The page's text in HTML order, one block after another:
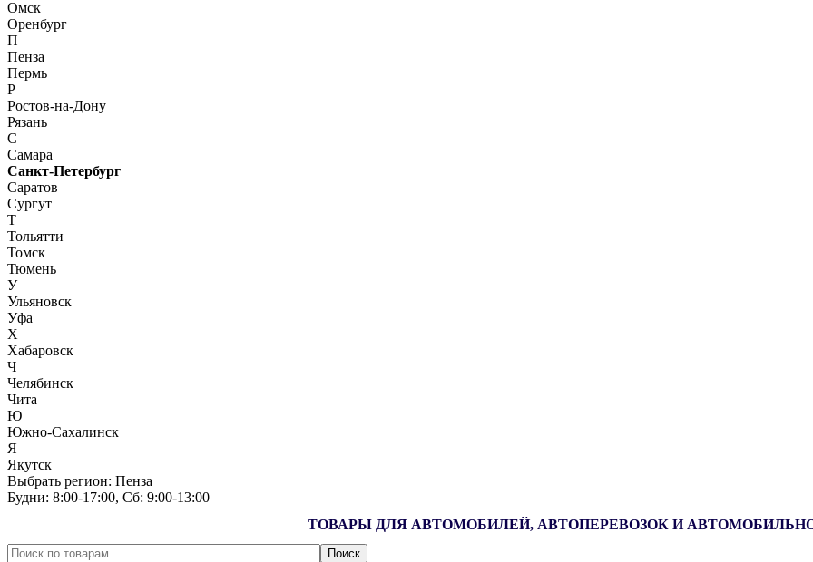
Омск
Оренбург
П
Пенза
Пермь
Р
Ростов-на-Дону
Рязань
С
Самара
Санкт-Петербург
Саратов
Сургут
Т
Тольятти
Томск
Тюмень
У
Ульяновск
Уфа
Х
Хабаровск
Ч
Челябинск
Чита
Ю
Южно-Сахалинск
Я
Якутск
Выбрать регион: Пенза
Будни: 8:00‑17:00, Сб: 9:00‑13:00
ТОВАРЫ ДЛЯ АВТОМОБИЛЕЙ, АВТОПЕРЕВОЗОК И